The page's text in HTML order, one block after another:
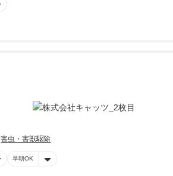
害虫・害獣駆除
早朝OK